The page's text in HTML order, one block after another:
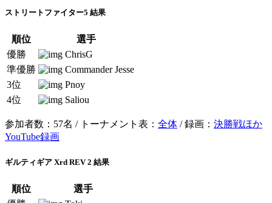
ストリートファイター5 結果
順位
選手
優勝
ChrisG
準優勝
Commander Jesse
3位
Pnoy
4位
Saliou
参加者数：57名 / トーナメント表： 全体 / 録画： 決勝戦ほか
YouTube録画
ギルティギア Xrd REV 2 結果
順位
選手